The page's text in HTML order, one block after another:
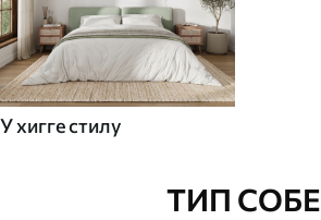
У хигге стилу
ТИП СОБЕ